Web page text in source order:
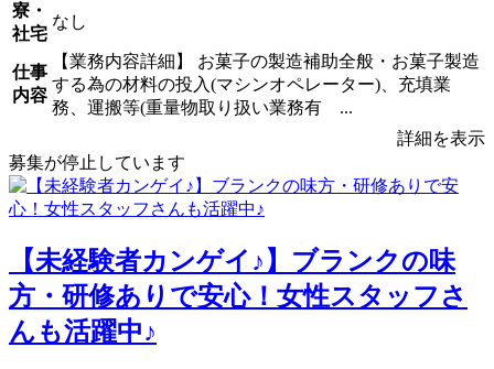
寮・
社宅
なし
仕事
内容
【業務内容詳細】 お菓子の製造補助全般・お菓子製造
する為の材料の投入(マシンオペレーター)、充填業
務、運搬等(重量物取り扱い業務有 ...
詳細を表示
募集が停止しています
【未経験者カンゲイ♪】ブランクの味
方・研修ありで安心！女性スタッフさ
んも活躍中♪